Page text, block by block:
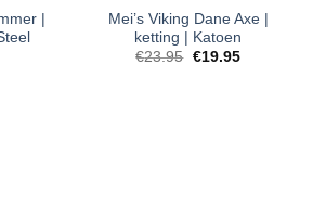
|
Mei’s Viking Dane Axe |
ketting | Katoen
€23.95 Oorspronkelijke
€19.95Huidige